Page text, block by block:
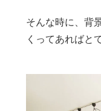
そんな時に、背
くってあればと